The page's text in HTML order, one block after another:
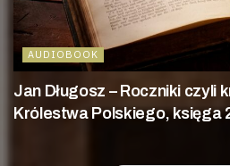
AUDIOBOOK
Jan Długosz – Roczniki czyli
Królestwa Polskiego, księga